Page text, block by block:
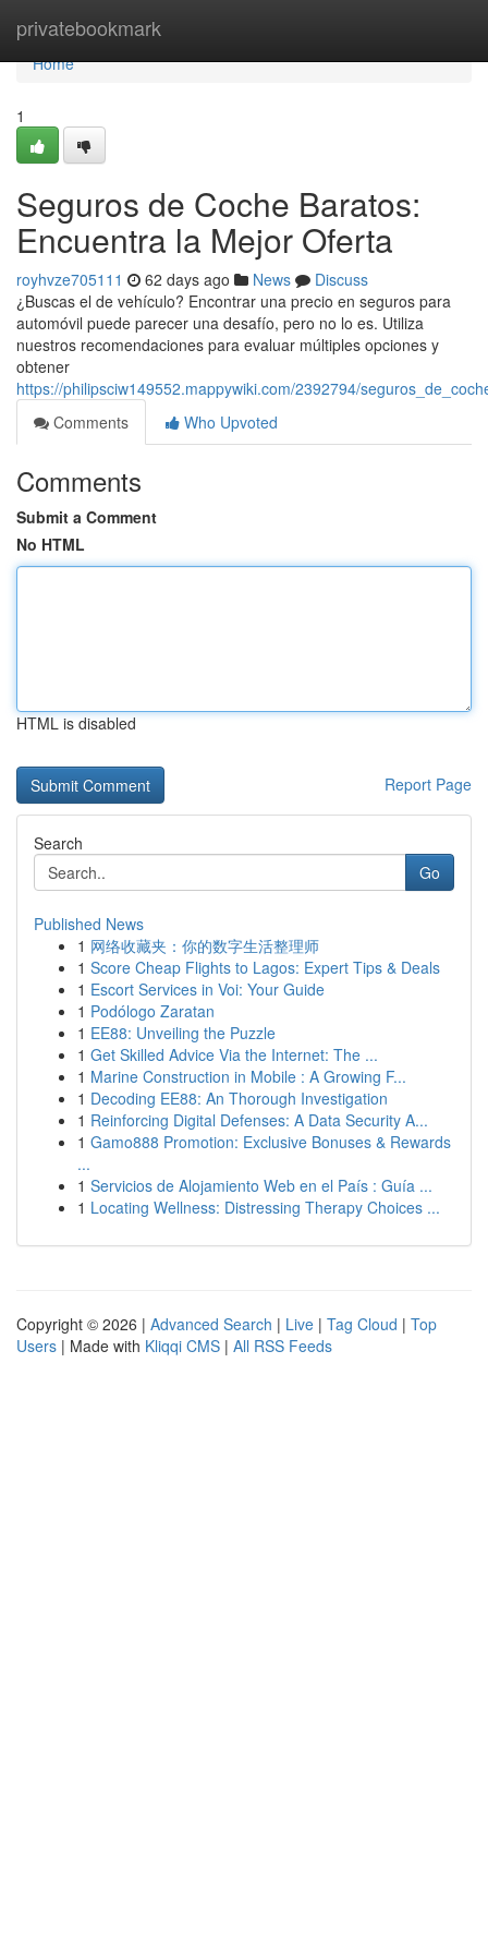
privatebookmark
Home
Home
1
Seguros de Coche Baratos:
Encuentra la Mejor Oferta
royhvze705111 62 days ago News
Discuss
¿Buscas el de vehículo? Encontrar una precio en seguros para
automóvil puede parecer una desafío, pero no lo es. Utiliza
nuestros recomendaciones para evaluar múltiples opciones y
obtener
https://philipsciw149552.mappywiki.com/2392794/
Comments
Who Upvoted
Comments
Submit a Comment
No HTML
HTML is disabled
Report Page
Search
Go
Published News
1 网络收藏夹：你的数字生活整理师
1 Score Cheap Flights to Lagos: Expert Tips & Deals
1 Escort Services in Voi: Your Guide
1 Podólogo Zaratan
1 EE88: Unveiling the Puzzle
1 Get Skilled Advice Via the Internet: The ...
1 Marine Construction in Mobile : A Growing F...
1 Decoding EE88: An Thorough Investigation
1 Reinforcing Digital Defenses: A Data Security A...
1 Gamo888 Promotion: Exclusive Bonuses & Rewards
...
1 Servicios de Alojamiento Web en el País : Guía ...
1 Locating Wellness: Distressing Therapy Choices ...
Copyright © 2026 | Advanced Search | Live | Tag Cloud | Top
Users | Made with Kliqqi CMS | All RSS Feeds